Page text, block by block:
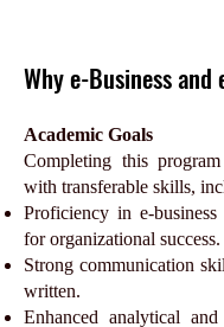
Why e-Business
Academic Goals
Completing this
with transferable skills,
Proficiency in e-
for organizational success.
Strong communication
written.
Enhanced analytical